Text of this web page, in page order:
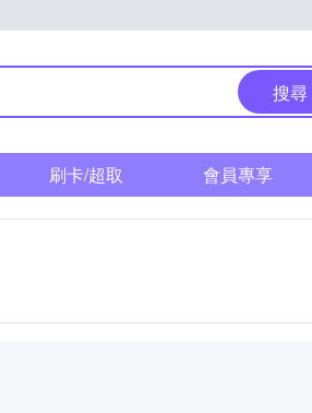
搜尋
刷卡/超取 會員專享